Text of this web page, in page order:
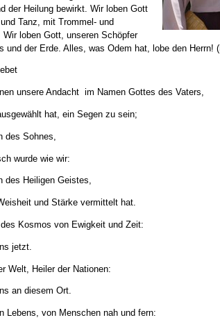
der Heilung bewirkt. Wir loben Gott
Tanz, mit Trommel- und
Wir loben Gott, unseren Schöpfer
und der Erde. Alles, was Odem hat, lobe den Herrn!
unsere Andacht im Namen Gottes des Vaters,
hat, ein Segen zu sein;
des Sohnes,
wurde wie wir:
des Heiligen Geistes,
und Stärke vermittelt hat.
des Kosmos von Ewigkeit und Zeit:
jetzt.
Welt, Heiler der Nationen:
an diesem Ort.
Lebens, von Menschen nah und fern: